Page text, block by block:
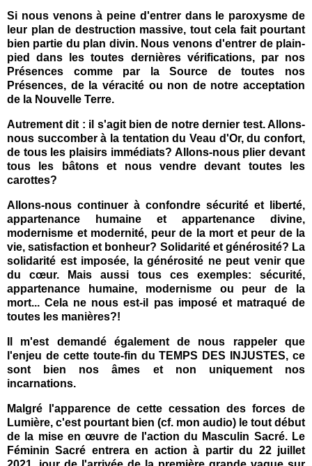
Si nous venons à peine d'entrer dans le paroxysme de
leur plan de destruction massive, tout cela fait pourtant
bien partie du plan divin. Nous venons d'entrer de plain-
pied dans les toutes dernières vérifications, par nos
Présences comme par la Source de toutes nos
Présences, de la véracité ou non de notre acceptation
de la Nouvelle Terre.
Autrement dit : il s'agit bien de notre dernier test. Allons-
nous succomber à la tentation du Veau d'Or, du confort,
de tous les plaisirs immédiats? Allons-nous plier devant
tous les bâtons et nous vendre devant toutes les
carottes?
Allons-nous continuer à confondre sécurité et liberté,
appartenance humaine et appartenance divine,
modernisme et modernité, peur de la mort et peur de la
vie, satisfaction et bonheur? Solidarité et générosité? La
solidarité est imposée, la générosité ne peut venir que
du cœur. Mais aussi tous ces exemples: sécurité,
appartenance humaine, modernisme ou peur de la
mort... Cela ne nous est-il pas imposé et matraqué de
toutes les manières?!
Il m'est demandé également de nous rappeler que
l'enjeu de cette toute-fin du TEMPS DES INJUSTES, ce
sont bien nos âmes et non uniquement nos
incarnations.
Malgré l'apparence de cette cessation des forces de
Lumière, c'est pourtant bien (cf. mon audio) le tout début
de la mise en œuvre de l'action du Masculin Sacré. Le
Féminin Sacré entrera en action à partir du 22 juillet